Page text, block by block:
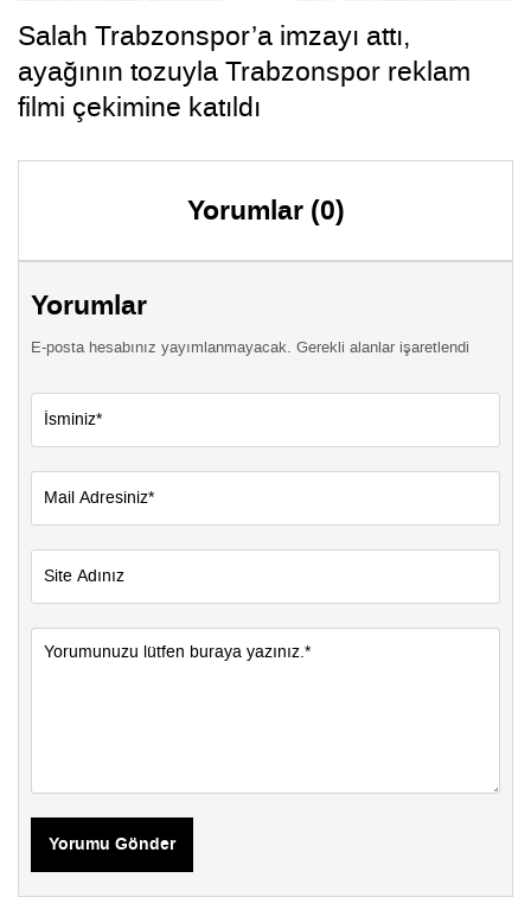
Salah Trabzonspor’a imzayı attı,
ayağının tozuyla Trabzonspor reklam
filmi çekimine katıldı
Yorumlar (0)
Yorumlar
E-posta hesabınız yayımlanmayacak. Gerekli alanlar işaretlendi
Yorumu Gönder